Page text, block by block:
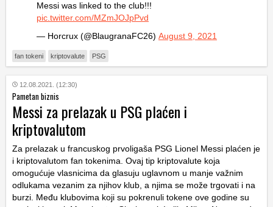
Messi was linked to the club!!!
pic.twitter.com/MZmJOJpPvd
— Horcrux (@BlaugranaFC26) August 9, 2021
fan tokeni kriptovalute PSG
12.08.2021. (12:30)
Pametan biznis
Messi za prelazak u PSG plaćen i
kriptovalutom
Za prelazak u francuskog prvoligaša PSG Lionel Messi plaćen je
i kriptovalutom fan tokenima. Ovaj tip kriptovalute koja
omogućuje vlasnicima da glasuju uglavnom u manje važnim
odlukama vezanim za njihov klub, a njima se može trgovati i na
burzi. Među klubovima koji su pokrenuli tokene ove godine su